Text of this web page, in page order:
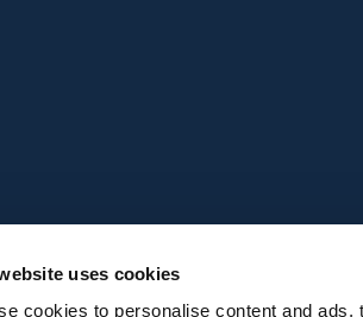
uses cookies
cookies to personalise content and